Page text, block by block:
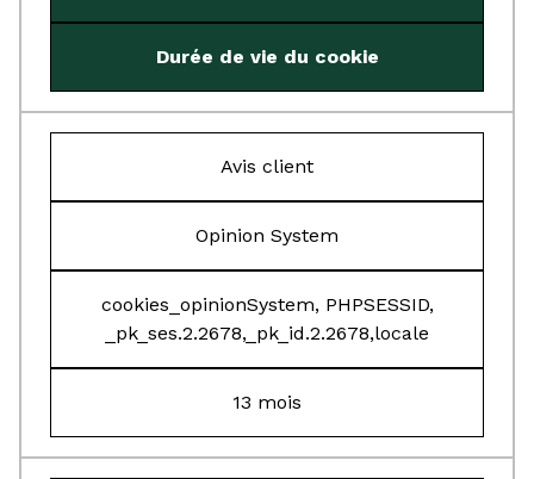
Durée de vie du cookie
Avis client
Opinion System
cookies_opinionSystem, PHPSESSID,
_pk_ses.2.2678,_pk_id.2.2678,locale
13 mois